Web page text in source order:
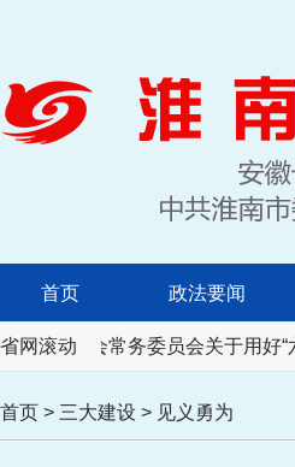
首页 政法要闻
省网滚动
代表大会常务委员会关于用好“
首页 > 三大建设 > 见义勇为